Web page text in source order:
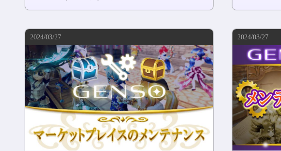
2024/03/27 2024/03/27